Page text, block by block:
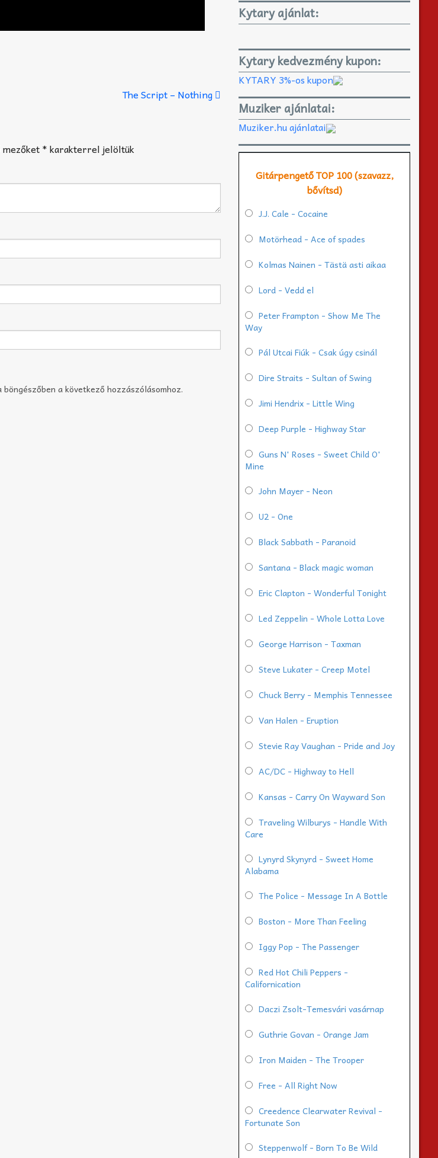
The Script – Nothing
*karakterrel jelöltük
a következő hozzászólásomhoz.
Kytary ajánlat:
Kytary kedvezmény kupon:
KYTARY 3%-os kupon
Muziker ajánlatai:
Muziker.hu ajánlatai
Gitárpengető TOP 100 (szavazz,
bővítsd)
J.J. Cale - Cocaine
Motörhead - Ace of spades
Kolmas Nainen - Tästä asti aikaa
Lord - Vedd el
Peter Frampton - Show Me The
Way
Pál Utcai Fiúk - Csak úgy csinál
Dire Straits - Sultan of Swing
Jimi Hendrix - Little Wing
Deep Purple - Highway Star
Guns N' Roses - Sweet Child O'
Mine
John Mayer - Neon
U2 - One
Black Sabbath - Paranoid
Santana - Black magic woman
Eric Clapton - Wonderful Tonight
Led Zeppelin - Whole Lotta Love
George Harrison - Taxman
Steve Lukater - Creep Motel
Chuck Berry - Memphis Tennessee
Van Halen - Eruption
Stevie Ray Vaughan - Pride and Joy
AC/DC - Highway to Hell
Kansas - Carry On Wayward Son
Traveling Wilburys - Handle With
Care
Lynyrd Skynyrd - Sweet Home
Alabama
The Police - Message In A Bottle
Boston - More Than Feeling
Iggy Pop - The Passenger
Red Hot Chili Peppers -
Californication
Daczi Zsolt-Temesvári vasárnap
Guthrie Govan - Orange Jam
Iron Maiden - The Trooper
Free - All Right Now
Creedence Clearwater Revival -
Fortunate Son
Steppenwolf - Born To Be Wild